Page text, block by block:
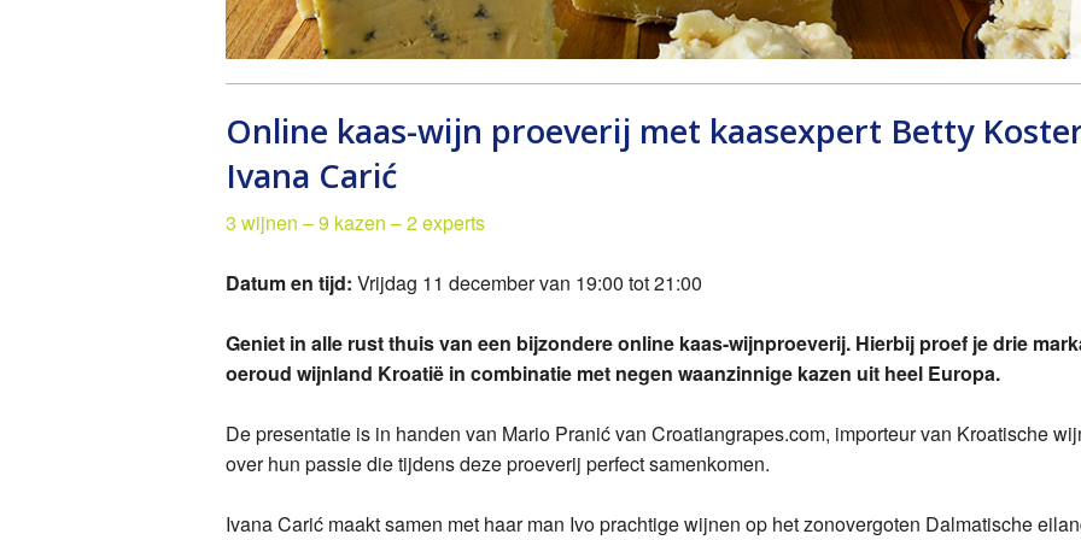
PZ Svirce Plavac de Luxe
Skaramuca Dingac Reserva
Vina Caric Plovac Ploski Barrique
Online kaas-wijn proeverij met kaasexpert Betty
Ivana Carić
3 wijnen – 9 kazen – 2 experts
Datum en tijd:Vrijdag 11 december van 19:00 tot 21:00
Geniet in alle rust thuis van een bijzondere online kaas-wijnproeverij. Hierbij proef je drie
oeroud wijnland Kroatië in combinatie met negen waanzinnige kazen uit heel Europa.
De presentatie is in handen van Mario Pranić van Croatiangrapes.com, importeur van Kroatische
over hun passie die tijdens deze proeverij perfect samenkomen.
Ivana Carić maakt samen met haar man Ivo prachtige wijnen op het zonovergoten Dalmatische